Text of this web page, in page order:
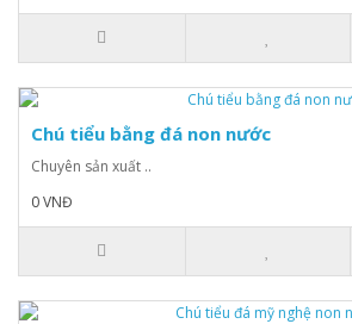
Chú tiểu bằng đá non nước
Chuyên sản xuất ..
0 VNĐ